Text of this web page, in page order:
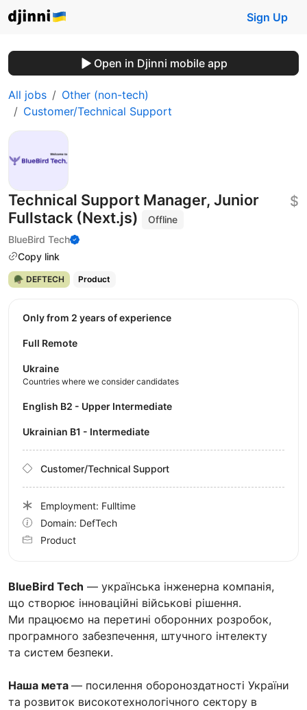
Sign Up
Open in Djinni mobile app
All jobs
Other (non-tech)
Customer/Technical Support
Technical Support Manager, Junior
Fullstack (Next.js)
Offline
BlueBird Tech
Copy link
$
🪖 DEFTECH Product
BlueBird Tech — українська інженерна компанія,
що створює інноваційні військові рішення.
Ми працюємо на перетині оборонних розробок,
програмного забезпечення, штучного інтелекту
та систем безпеки.
Наша мета — посилення обороноздатності України
та розвиток високотехнологічного сектору в
Only from 2 years of experience
Full Remote
Ukraine
Countries where we consider candidates
English B2 - Upper Intermediate
Ukrainian B1 - Intermediate
Customer/Technical Support
Employment: Fulltime
Domain: DefTech
Product